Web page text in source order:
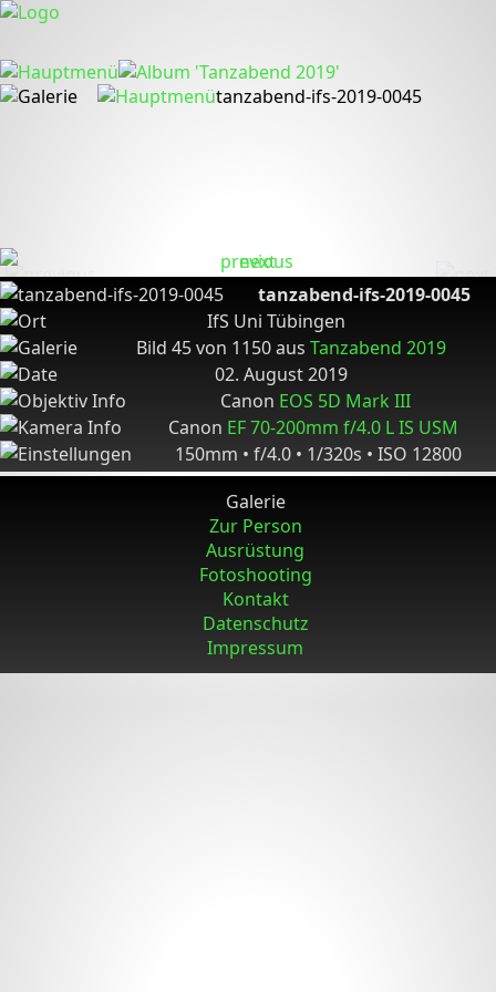
tanzabend-ifs-2019-0045
tanzabend-ifs-2019-0045
IfS Uni Tübingen
Bild 45 von 1150 aus Tanzabend 2019
02. August 2019
Canon EOS 5D Mark III
Canon EF 70-200mm f/4.0 L IS USM
150mm • f/4.0 • 1/320s • ISO 12800
Galerie
Zur Person
Ausrüstung
Fotoshooting
Kontakt
Datenschutz
Impressum